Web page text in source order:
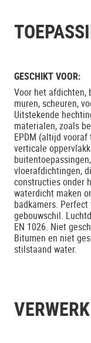
GESCHIKT VOOR:
Voor het afdichten,
muren, scheuren,
Uitstekende
materialen, zoals
EPDM (altijd
verticale
vloerafdichtingen,
constructies onder
waterdicht maken
badkamers.
gebouwschil.
EN 1026. Niet
Bitumen en niet
stilstaand water.